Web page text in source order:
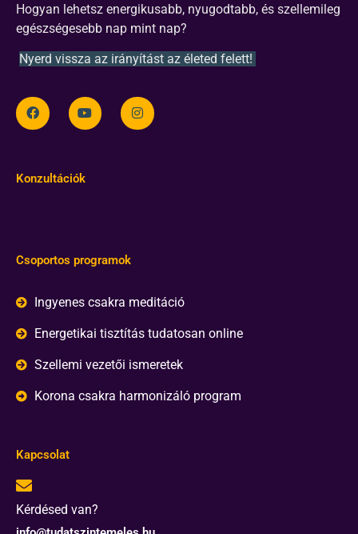
Hogyan lehetsz energikusabb, nyugodtabb, és szellemileg
egészségesebb nap mint nap?
Nyerd vissza az irányítást az életed felett!
Konzultációk
Csoportos programok
Ingyenes csakra meditáció
Energetikai tisztítás tudatosan online
Szellemi vezetői ismeretek
Korona csakra harmonizáló program
Kapcsolat
Kérdésed van?